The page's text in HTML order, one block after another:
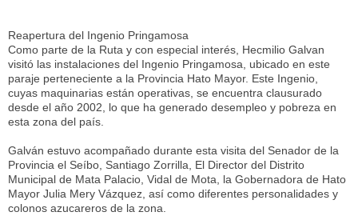
Reapertura del Ingenio Pringamosa
Como parte de la Ruta y con especial interés, Hecmilio Galvan
visitó las instalaciones del Ingenio Pringamosa, ubicado en este
paraje perteneciente a la Provincia Hato Mayor. Este Ingenio,
cuyas maquinarias están operativas, se encuentra clausurado
desde el año 2002, lo que ha generado desempleo y pobreza en
esta zona del país.
Galván estuvo acompañado durante esta visita del Senador de la
Provincia el Seíbo, Santiago Zorrilla, El Director del Distrito
Municipal de Mata Palacio, Vidal de Mota, la Gobernadora de Hato
Mayor Julia Mery Vázquez, así como diferentes personalidades y
colonos azucareros de la zona.